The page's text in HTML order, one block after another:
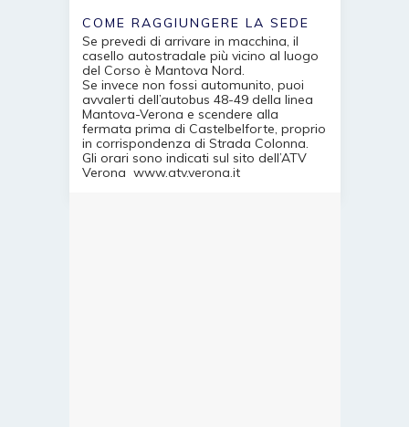
COME RAGGIUNGERE LA SEDE
Se prevedi di arrivare in macchina, il
casello autostradale più vicino al luogo
del Corso è Mantova Nord.
Se invece non fossi automunito, puoi
avvalerti dell’autobus 48-49 della linea
Mantova-Verona e scendere alla
fermata prima di Castelbelforte, proprio
in corrispondenza di Strada Colonna.
Gli orari sono indicati sul sito dell’ATV
Veronawww.atv.verona.it